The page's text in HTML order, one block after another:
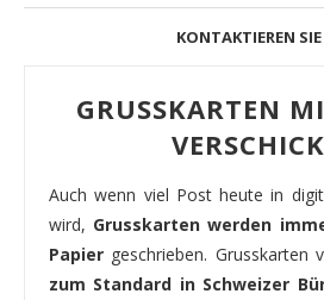
KONTAKTIEREN
GRUSSKARTEN
Auch wenn viel Post heute in
wird, Grusskarten werden
Papier geschrieben. Grusskarten
zum Standard in Schweizer